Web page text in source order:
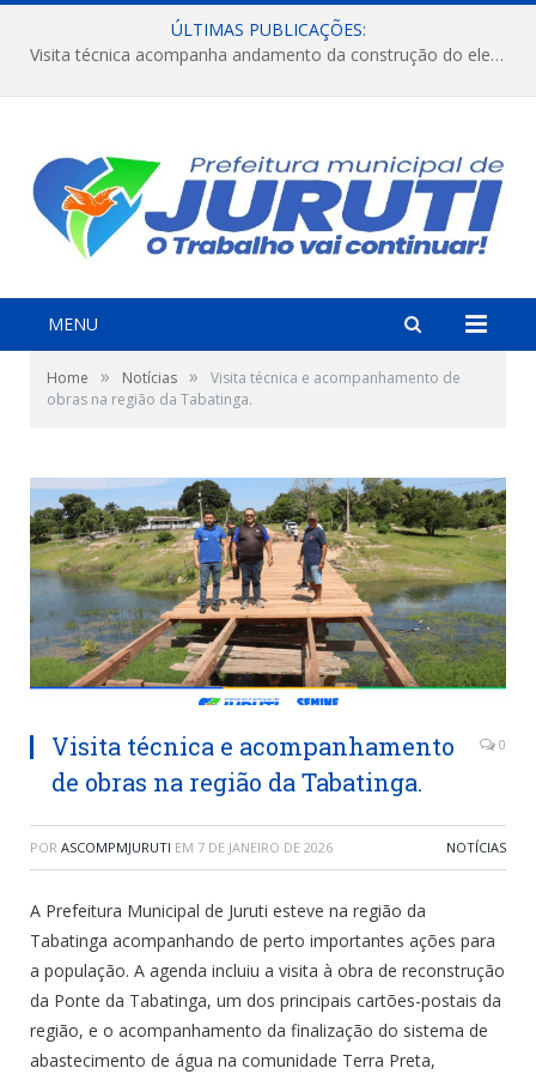
ÚLTIMAS PUBLICAÇÕES:
Visita técnica acompanha andamento da construção do elevado na comunidade Diamantino, região do Miri.
MENU
Home » Notícias »
Visita técnica e acompanhamento de
obras na região da Tabatinga.
Visita técnica e acompanhamento
de obras na região da Tabatinga.
0
POR ASCOMPMJURUTI EM 7 DE JANEIRO DE 2026 NOTÍCIAS
A Prefeitura Municipal de Juruti esteve na região da
Tabatinga acompanhando de perto importantes ações para
a população. A agenda incluiu a visita à obra de reconstrução
da Ponte da Tabatinga, um dos principais cartões-postais da
região, e o acompanhamento da finalização do sistema de
abastecimento de água na comunidade Terra Preta,